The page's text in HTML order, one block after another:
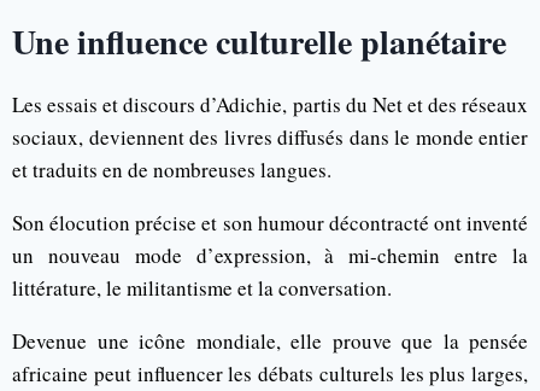
Une influence culturelle planétaire
Les essais et discours d’Adichie, partis du Net et des réseaux
sociaux, deviennent des livres diffusés dans le monde entier
et traduits en de nombreuses langues.
Son élocution précise et son humour décontracté ont inventé
un nouveau mode d’expression, à mi-chemin entre la
littérature, le militantisme et la conversation.
Devenue une icône mondiale, elle prouve que la pensée
africaine peut influencer les débats culturels les plus larges,